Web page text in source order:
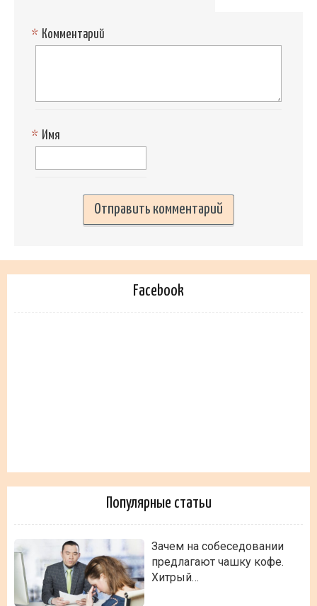
Комментарий
*
Имя
*
Facebook
Популярные статьи
Зачем на собеседовании
предлагают чашку кофе.
Хитрый…